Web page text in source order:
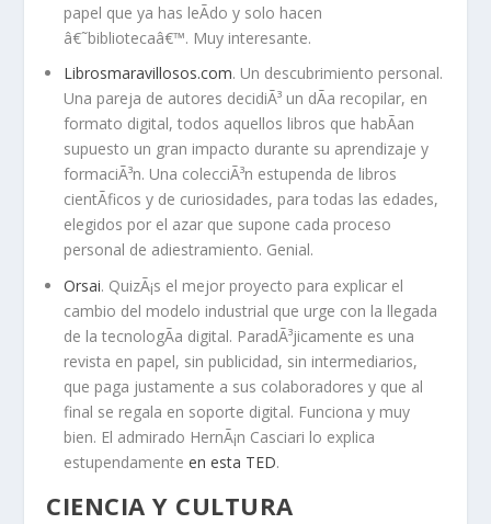
papel que ya has leÃ­do y solo hacen
â€˜bibliotecaâ€™. Muy interesante.
Librosmaravillosos.com. Un descubrimiento personal.
Una pareja de autores decidiÃ³ un dÃ­a recopilar, en
formato digital, todos aquellos libros que habÃ­an
supuesto un gran impacto durante su aprendizaje y
formaciÃ³n. Una colecciÃ³n estupenda de libros
cientÃ­ficos y de curiosidades, para todas las edades,
elegidos por el azar que supone cada proceso
personal de adiestramiento. Genial.
Orsai. QuizÃ¡s el mejor proyecto para explicar el
cambio del modelo industrial que urge con la llegada
de la tecnologÃ­a digital. ParadÃ³jicamente es una
revista en papel, sin publicidad, sin intermediarios,
que paga justamente a sus colaboradores y que al
final se regala en soporte digital. Funciona y muy
bien. El admirado HernÃ¡n Casciari lo explica
estupendamenteen esta TED.
CIENCIA Y CULTURA